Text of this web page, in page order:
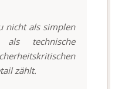
nicht als simplen
als technische
zählt.